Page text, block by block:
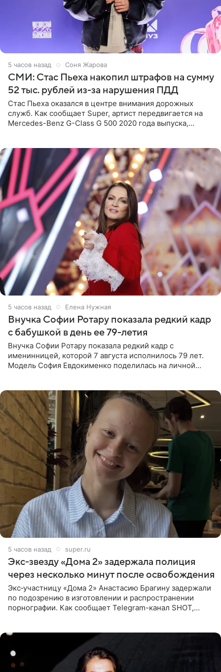
5 часов назад Соня Жарова
СМИ: Стас Пьеха накопил штрафов на сумму
52 тыс. рублей из-за нарушения ПДД
Стас Пьеха оказался в центре внимания дорожных
служб. Как сообщает Super, артист передвигается на
Mercedes-Benz G-Class G 500 2020 года выпуска,
5 часов назад Елена Нужная
Внучка Софии Ротару показала редкий кадр
с бабушкой в день ее 79-летия
Внучка Софии Ротару показала редкий кадр с
именинницей, которой 7 августа исполнилось 79 лет.
Модель София Евдокименко поделилась на личной
5 часов назад super.ru
Экс‑звезду «Дома 2» задержала полиция
через несколько минут после освобождения
Экс‑участницу «Дома 2» Анастасию Брагину задержали
по подозрению в изготовлении и распространении
порнографии. Как сообщает Telegram-канал SHOT,